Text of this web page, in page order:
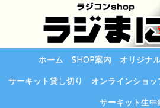
ホーム SHOP案内 オリジナ
サーキット貸し切り
オンラインショッ
サーキット生中